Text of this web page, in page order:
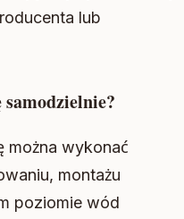
lub
można wykonać
montażu
poziomie wód